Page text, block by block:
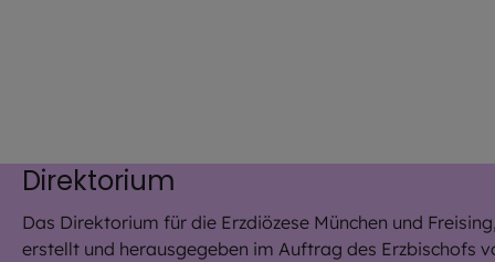
Direktorium
Das Direktorium für die Erzdiözese München und
erstellt und herausgegeben im Auftrag des Erzbischofs